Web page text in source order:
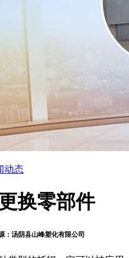
动态
换零部件
：汤阴县山峰塑化有限公司